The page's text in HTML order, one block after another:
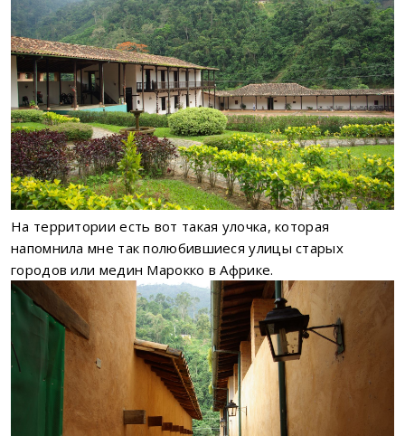
На территории есть вот такая улочка, которая
напомнила мне так полюбившиеся улицы старых
городов или медин Марокко в Африке.